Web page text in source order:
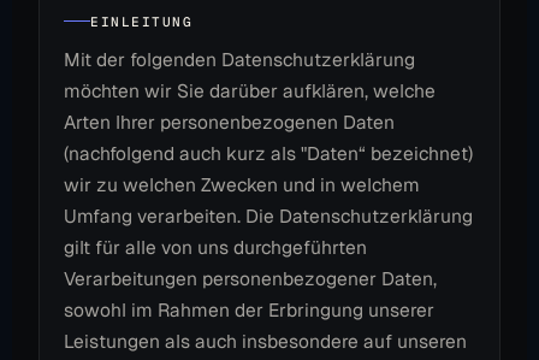
EINLEITUNG
Mit der folgenden Datenschutzerklärung
möchten wir Sie darüber aufklären, welche
Arten Ihrer personenbezogenen Daten
(nachfolgend auch kurz als "Daten“ bezeichnet)
wir zu welchen Zwecken und in welchem
Umfang verarbeiten. Die Datenschutzerklärung
gilt für alle von uns durchgeführten
Verarbeitungen personenbezogener Daten,
sowohl im Rahmen der Erbringung unserer
Leistungen als auch insbesondere auf unseren